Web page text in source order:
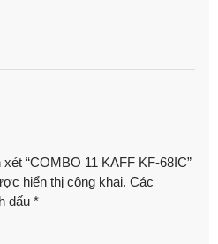
“COMBO 11 KAFF KF-68IC”
hiển thị công khai. Các
dấu *